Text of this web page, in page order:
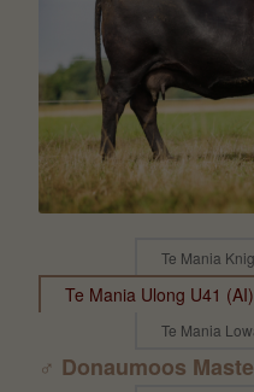
Te Mania
Te Mania Ulong U41
Te Mania
♂ Donaumoos